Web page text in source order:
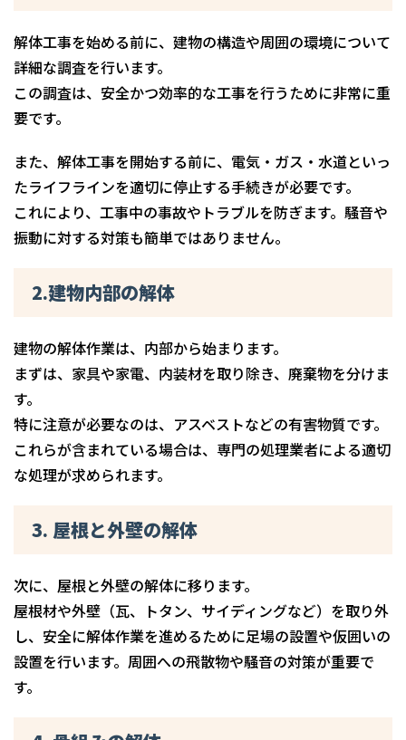
解体工事を始める前に、建物の構造や周囲の環境について
詳細な調査を行います。
この調査は、安全かつ効率的な工事を行うために非常に重
要です。
また、解体工事を開始する前に、電気・ガス・水道といっ
たライフラインを適切に停止する手続きが必要です。
これにより、工事中の事故やトラブルを防ぎます。騒音や
振動に対する対策も簡単ではありません。
2.建物内部の解体
建物の解体作業は、内部から始まります。
まずは、家具や家電、内装材を取り除き、廃棄物を分けま
す。
特に注意が必要なのは、アスベストなどの有害物質です。
これらが含まれている場合は、専門の処理業者による適切
な処理が求められます。
3. 屋根と外壁の解体
次に、屋根と外壁の解体に移ります。
屋根材や外壁（瓦、トタン、サイディングなど）を取り外
し、安全に解体作業を進めるために足場の設置や仮囲いの
設置を行います。周囲への飛散物や騒音の対策が重要で
す。